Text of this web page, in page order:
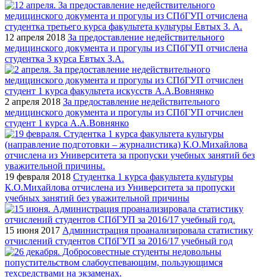
12 апреля 2018 За предоставление недействительного
медицинского документа и прогулы из СПбГУП отчислена
студентка 3 курса Евтых З.А.
2 апреля 2018 За предоставление недействительного
медицинского документа и прогулы из СПбГУП отчислен
студент 1 курса А.А.Вовнянко
19 февраля 2018 Студентка 1 курса факультета культуры
К.О.Михайлова отчислена из Университета за пропуски
учебных занятий без уважительной причины
15 июня 2017 Администрация проанализировала статистику
отчислений студентов СПбГУП за 2016/17 учебный год